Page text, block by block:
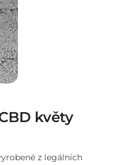
květy
z legálních